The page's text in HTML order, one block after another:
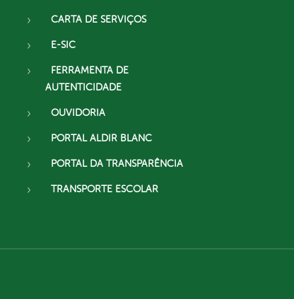
CARTA DE SERVIÇOS
E-SIC
FERRAMENTA DE
AUTENTICIDADE
OUVIDORIA
PORTAL ALDIR BLANC
PORTAL DA TRANSPARÊNCIA
TRANSPORTE ESCOLAR